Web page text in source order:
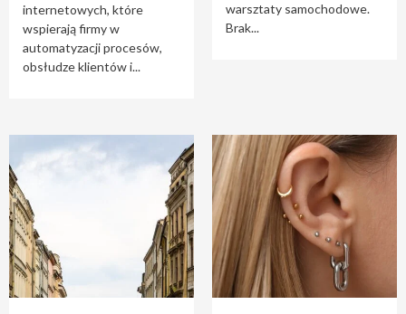
internetowych, które
wspierają firmy w
automatyzacji procesów,
obsłudze klientów i...
warsztaty samochodowe.
Brak...